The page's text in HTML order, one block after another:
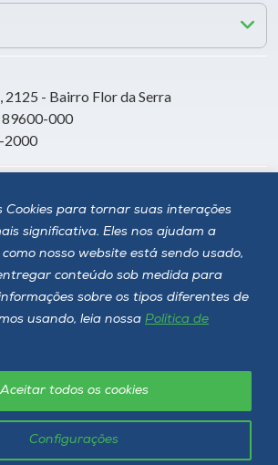
Cookies para tornar suas interações
significativa. Eles nos ajudam a
nosso website está sendo usado,
conteúdo sob medida para
sobre os tipos diferentes de
usando, leia nossa Política de
Configurações
Aceitar todos os cookies
2125 - Bairro Flor da Serra
89600-000
2000
direitos reservados
LGPD